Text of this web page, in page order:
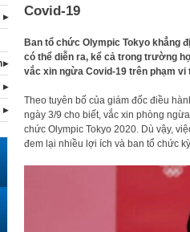
Covid-19
Ban tổ chức Olympic Tokyo khẳng
có thể diễn ra, kể cả trong trường
vắc xin ngừa Covid-19 trên phạm vi
Theo tuyên bố của giám đốc điều
ngày 3/9 cho biết, vắc xin phòng
chức Olympic Tokyo 2020. Dù vậy,
đem lại nhiều lợi ích và ban tổ chức